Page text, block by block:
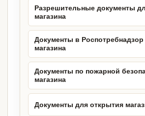
Разрешительные документы
магазина
Документы в Роспотребнадзор
магазина
Документы по пожарной
магазина
Документы для открытия